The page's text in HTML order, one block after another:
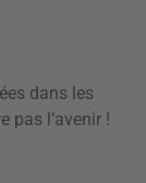
dans les
pas l’avenir !